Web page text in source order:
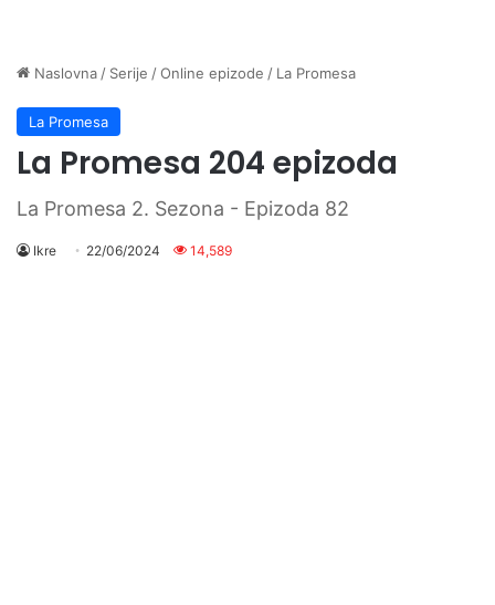
Naslovna / Serije /Online epizode / La Promesa
La Promesa
La Promesa 204 epizoda
La Promesa 2. Sezona - Epizoda 82
Ikre 22/06/2024 14,589